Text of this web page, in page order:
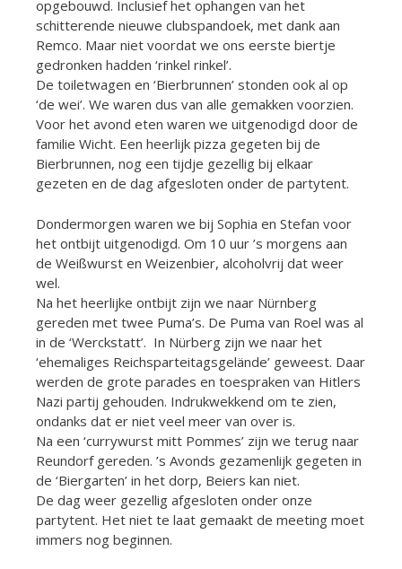
opgebouwd. Inclusief het ophangen van het
schitterende nieuwe clubspandoek, met dank aan
Remco. Maar niet voordat we ons eerste biertje
gedronken hadden ‘rinkel rinkel’.
De toiletwagen en ‘Bierbrunnen’ stonden ook al op
‘de wei’. We waren dus van alle gemakken voorzien.
Voor het avond eten waren we uitgenodigd door de
familie Wicht. Een heerlijk pizza gegeten bij de
Bierbrunnen, nog een tijdje gezellig bij elkaar
gezeten en de dag afgesloten onder de partytent.
Dondermorgen waren we bij Sophia en Stefan voor
het ontbijt uitgenodigd. Om 10 uur ’s morgens aan
de Weißwurst en Weizenbier, alcoholvrij dat weer
wel.
Na het heerlijke ontbijt zijn we naar Nürnberg
gereden met twee Puma’s. De Puma van Roel was al
in de ‘Werckstatt’. In Nürberg zijn we naar het
‘ehemaliges Reichsparteitagsgelände’ geweest. Daar
werden de grote parades en toespraken van Hitlers
Nazi partij gehouden. Indrukwekkend om te zien,
ondanks dat er niet veel meer van over is.
Na een ‘currywurst mitt Pommes’ zijn we terug naar
Reundorf gereden. ’s Avonds gezamenlijk gegeten in
de ‘Biergarten’ in het dorp, Beiers kan niet.
De dag weer gezellig afgesloten onder onze
partytent. Het niet te laat gemaakt de meeting moet
immers nog beginnen.